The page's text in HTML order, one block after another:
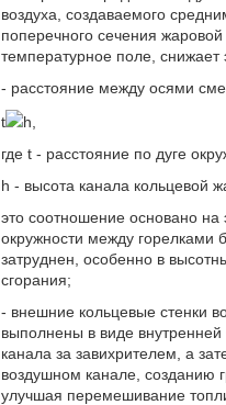
воздуха, создаваемого
поперечного сечения
температурное поле, снижает
- расстояние между осями
t
h,
где t - расстояние по дуге
h - высота канала кольцевой
это соотношение основано
окружности между горелками
затруднен, особенно в
сгорания;
- внешние кольцевые стенки
выполнены в виде внутренней
канала за завихрителем, а
воздушном канале, созданию
улучшая перемешивание